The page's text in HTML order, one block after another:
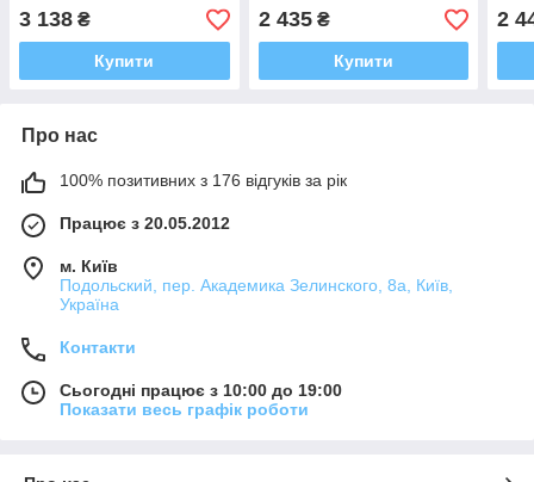
3 138 ₴
Купити
2 435₴
Купити
2
Про нас
100% позитивних з 176 відгуків за рік
Працює з 20.05.2012
м. Київ
Подольский, пер. Академика Зелинского, 8а, Київ,
Україна
Контакти
Сьогодні працює з 10:00 до 19:00
Показати весь графік роботи